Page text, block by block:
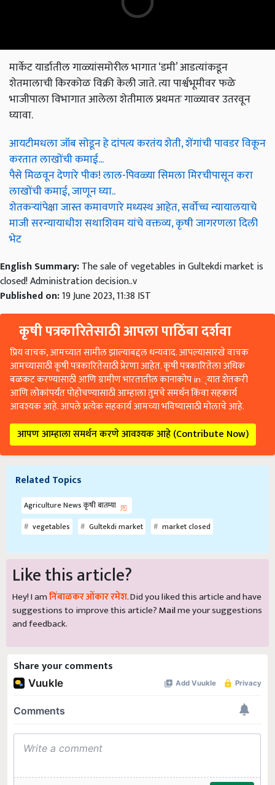
मार्केट यार्डातील गाळ्यांसमोरील भागात ‘डमी’ आडत्यांकडून
शेतमालाची किरकोळ विक्री केली जाते. त्या पार्श्वभूमीवर फळे
भाजीपाला विभागात आलेला शेतीमाल प्रथमतः गाळ्यावर उतरवून
घ्यावा.
आयटीमधला जॉब सोडून हे दांपत्य करतंय शेती, शेंगांची पावडर विकून
करतात लाखोंची कमाई...
पैसे मिळवून देणारे पीक! लाल-पिवळ्या सिमला मिरचीपासून करा
लाखोंची कमाई, जाणून घ्या..
शेतकऱ्यांपेक्षा जास्त कमावणारे मध्यस्थ आहेत, सर्वोच्च न्यायालयाचे
माजी सरन्यायाधीश सथाशिवम यांचे वक्तव्य, कृषी जागरणला दिली
भेट
English Summary:The sale of vegetables in Gultekdi market is
closed! Administration decision..v
Published on:19 June 2023, 11:38 IST
कृषी पत्रकारितेसाठी आपला पाठिंबा दर्शवा
प्रिय वाचक, आमच्यात सामील झाल्याबद्दल धन्यवाद. आपल्यासारखे वाचक
आमच्यासाठी कृषी पत्रकारितेसाठी प्रेरणा आहेत. कृषी पत्रकारितेला अधिक
बळकट करण्यासाठी आणि ग्रामीण भारतातील कानाकोप in्यात शेतकरी
आणि लोकांपर्यंत पोहोचण्यासाठी आम्हाला तुमचे समर्थन किंवा सहकार्य
आवश्यक आहे. आपले प्रत्येक सहकार्य आमच्या भविष्यासाठी मोलाचे आहे.
आपण आम्हाला समर्थन करणे आवश्यक आहे (Contribute Now)
Related Topics
Agriculture News कृषी बातम्या
vegetables
Gultekdi market market closed
Like this article?
Hey! I amनिंबाळकर ओंकार रमेश. Did you liked this article and have
suggestions to improve this article?Mailme your suggestions
and feedback.
Share your comments